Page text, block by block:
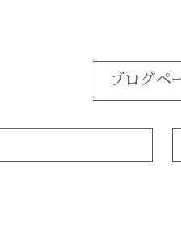
ブログペ